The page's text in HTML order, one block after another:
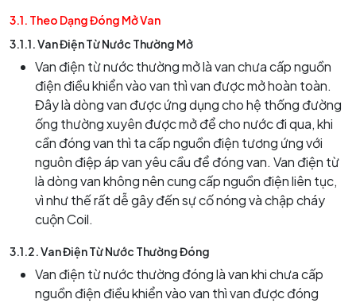
3.1. Theo Dạng Đóng Mở Van
3.1.1. Van Điện Từ Nước Thường Mở
Van điện từ nước thường mở là van chưa cấp nguồn
điện điều khiển vào van thì van được mở hoàn toàn.
Đây là dòng van được ứng dụng cho hệ thống đường
ống thường xuyên được mở để cho nước đi qua, khi
cần đóng van thì ta cấp nguồn điện tương ứng với
nguôn điệp áp van yêu cầu để đóng van. Van điện từ
là dòng van không nên cung cấp nguồn điện liên tục,
vì như thế rất dễ gây đến sự cố nóng và chập cháy
cuộn Coil.
3.1.2. Van Điện Từ Nước Thường Đóng
Van điện từ nước thường đóng là van khi chưa cấp
nguồn điện điều khiển vào van thì van được đóng